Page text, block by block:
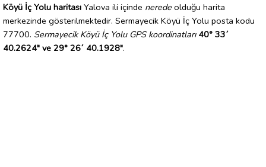
Köyü İç Yolu haritası Yalova ili içinde nerede olduğu harita
merkezinde gösterilmektedir. Sermayecik Köyü İç Yolu posta kodu
77700. Sermayecik Köyü İç Yolu GPS koordinatları 40° 33´
40.2624" ve 29° 26´ 40.1928".